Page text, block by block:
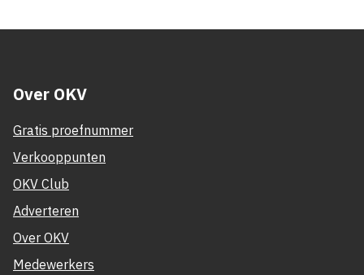
Over OKV
Gratis proefnummer
Verkooppunten
OKV Club
Adverteren
Over OKV
Medewerkers